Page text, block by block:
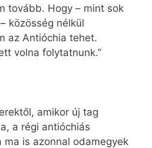
tovább. Hogy – mint sok
közösség nélkül
az Antióchia tehet.
volna folytatnunk.”
amikor új tag
a régi antióchiás
ma is azonnal odamegyek